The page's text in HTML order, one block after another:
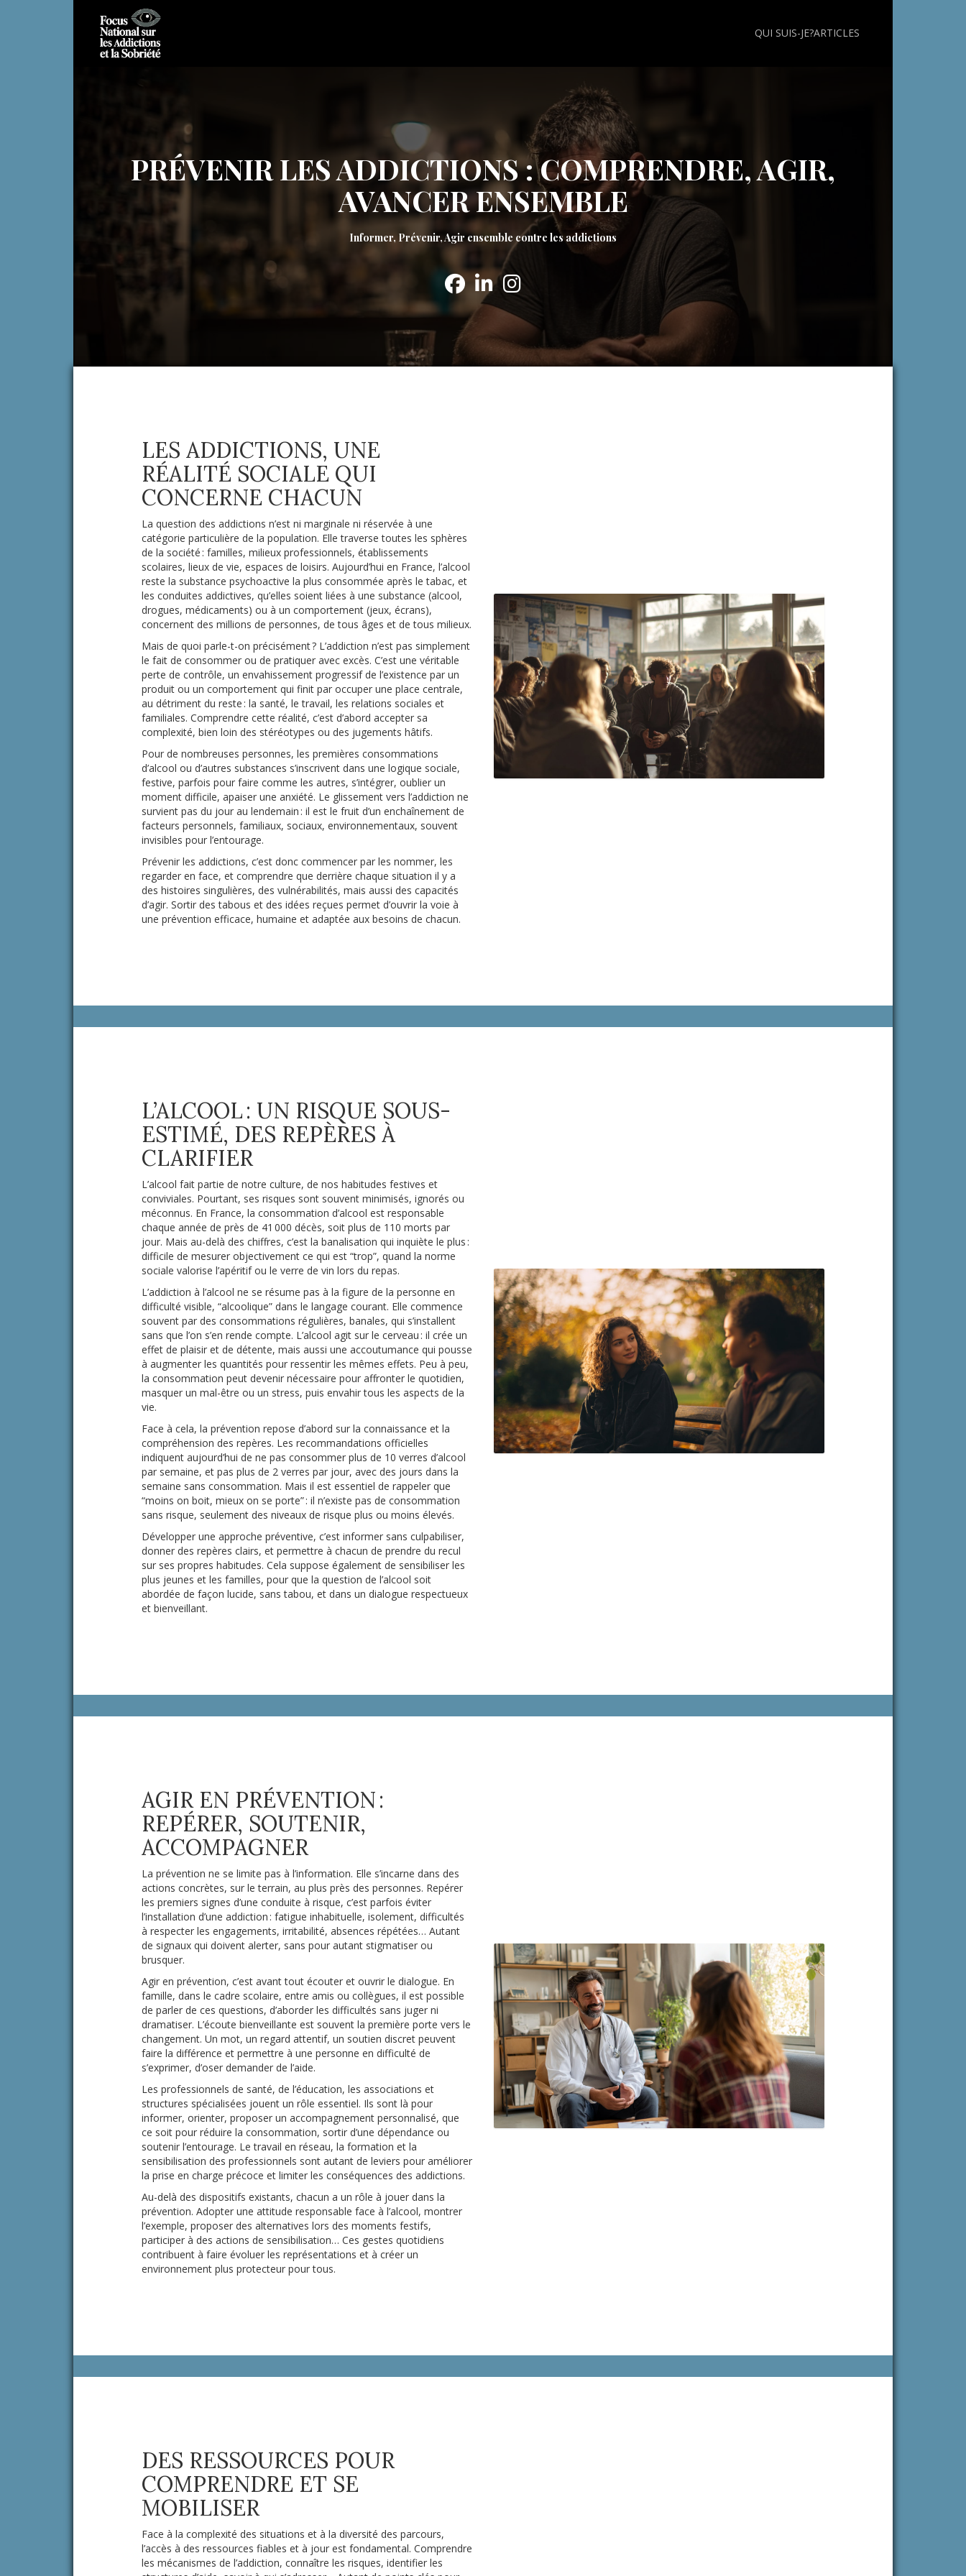
QUI SUIS-JE?ARTICLES
PRÉVENIR LES ADDICTIONS : COMPRENDRE, AGIR,
AVANCER ENSEMBLE
Informer, Prévenir, Agir ensemble contre les addictions
LES ADDICTIONS, UNE
RÉALITÉ SOCIALE QUI
CONCERNE CHACUN
La question des addictions n’est ni marginale ni réservée à une
catégorie particulière de la population. Elle traverse toutes les sphères
de la société : familles, milieux professionnels, établissements
scolaires, lieux de vie, espaces de loisirs. Aujourd’hui en France, l’alcool
reste la substance psychoactive la plus consommée après le tabac, et
les conduites addictives, qu’elles soient liées à une substance (alcool,
drogues, médicaments) ou à un comportement (jeux, écrans),
concernent des millions de personnes, de tous âges et de tous milieux.
Mais de quoi parle-t-on précisément ? L’addiction n’est pas simplement
le fait de consommer ou de pratiquer avec excès. C’est une véritable
perte de contrôle, un envahissement progressif de l’existence par un
produit ou un comportement qui finit par occuper une place centrale,
au détriment du reste : la santé, le travail, les relations sociales et
familiales. Comprendre cette réalité, c’est d’abord accepter sa
complexité, bien loin des stéréotypes ou des jugements hâtifs.
Pour de nombreuses personnes, les premières consommations
d’alcool ou d’autres substances s’inscrivent dans une logique sociale,
festive, parfois pour faire comme les autres, s’intégrer, oublier un
moment difficile, apaiser une anxiété. Le glissement vers l’addiction ne
survient pas du jour au lendemain : il est le fruit d’un enchaînement de
facteurs personnels, familiaux, sociaux, environnementaux, souvent
invisibles pour l’entourage.
Prévenir les addictions, c’est donc commencer par les nommer, les
regarder en face, et comprendre que derrière chaque situation il y a
des histoires singulières, des vulnérabilités, mais aussi des capacités
d’agir. Sortir des tabous et des idées reçues permet d’ouvrir la voie à
une prévention efficace, humaine et adaptée aux besoins de chacun.
L’ALCOOL : UN RISQUE SOUS-
ESTIMÉ, DES REPÈRES À
CLARIFIER
L’alcool fait partie de notre culture, de nos habitudes festives et
conviviales. Pourtant, ses risques sont souvent minimisés, ignorés ou
méconnus. En France, la consommation d’alcool est responsable
chaque année de près de 41 000 décès, soit plus de 110 morts par
jour. Mais au-delà des chiffres, c’est la banalisation qui inquiète le plus :
difficile de mesurer objectivement ce qui est “trop”, quand la norme
sociale valorise l’apéritif ou le verre de vin lors du repas.
L’addiction à l’alcool ne se résume pas à la figure de la personne en
difficulté visible, “alcoolique” dans le langage courant. Elle commence
souvent par des consommations régulières, banales, qui s’installent
sans que l’on s’en rende compte. L’alcool agit sur le cerveau : il crée un
effet de plaisir et de détente, mais aussi une accoutumance qui pousse
à augmenter les quantités pour ressentir les mêmes effets. Peu à peu,
la consommation peut devenir nécessaire pour affronter le quotidien,
masquer un mal-être ou un stress, puis envahir tous les aspects de la
vie.
Face à cela, la prévention repose d’abord sur la connaissance et la
compréhension des repères. Les recommandations officielles
indiquent aujourd’hui de ne pas consommer plus de 10 verres d’alcool
par semaine, et pas plus de 2 verres par jour, avec des jours dans la
semaine sans consommation. Mais il est essentiel de rappeler que
“moins on boit, mieux on se porte” : il n’existe pas de consommation
sans risque, seulement des niveaux de risque plus ou moins élevés.
Développer une approche préventive, c’est informer sans culpabiliser,
donner des repères clairs, et permettre à chacun de prendre du recul
sur ses propres habitudes. Cela suppose également de sensibiliser les
plus jeunes et les familles, pour que la question de l’alcool soit
abordée de façon lucide, sans tabou, et dans un dialogue respectueux
et bienveillant.
AGIR EN PRÉVENTION :
REPÉRER, SOUTENIR,
ACCOMPAGNER
La prévention ne se limite pas à l’information. Elle s’incarne dans des
actions concrètes, sur le terrain, au plus près des personnes. Repérer
les premiers signes d’une conduite à risque, c’est parfois éviter
l’installation d’une addiction : fatigue inhabituelle, isolement, difficultés
à respecter les engagements, irritabilité, absences répétées… Autant
de signaux qui doivent alerter, sans pour autant stigmatiser ou
brusquer.
Agir en prévention, c’est avant tout écouter et ouvrir le dialogue. En
famille, dans le cadre scolaire, entre amis ou collègues, il est possible
de parler de ces questions, d’aborder les difficultés sans juger ni
dramatiser. L’écoute bienveillante est souvent la première porte vers le
changement. Un mot, un regard attentif, un soutien discret peuvent
faire la différence et permettre à une personne en difficulté de
s’exprimer, d’oser demander de l’aide.
Les professionnels de santé, de l’éducation, les associations et
structures spécialisées jouent un rôle essentiel. Ils sont là pour
informer, orienter, proposer un accompagnement personnalisé, que
ce soit pour réduire la consommation, sortir d’une dépendance ou
soutenir l’entourage. Le travail en réseau, la formation et la
sensibilisation des professionnels sont autant de leviers pour améliorer
la prise en charge précoce et limiter les conséquences des addictions.
Au-delà des dispositifs existants, chacun a un rôle à jouer dans la
prévention. Adopter une attitude responsable face à l’alcool, montrer
l’exemple, proposer des alternatives lors des moments festifs,
participer à des actions de sensibilisation… Ces gestes quotidiens
contribuent à faire évoluer les représentations et à créer un
environnement plus protecteur pour tous.
DES RESSOURCES POUR
COMPRENDRE ET SE
MOBILISER
Face à la complexité des situations et à la diversité des parcours,
l’accès à des ressources fiables et à jour est fondamental. Comprendre
les mécanismes de l’addiction, connaître les risques, identifier les